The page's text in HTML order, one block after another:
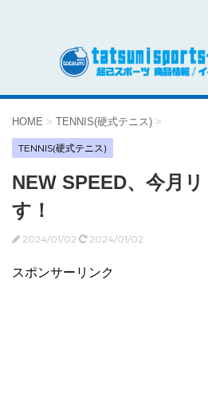
HOME > TENNIS(硬式テニス) >
TENNIS(硬式テニス)
NEW SPEED、今月
す！
2024/01/02 2024/01/02
スポンサーリンク